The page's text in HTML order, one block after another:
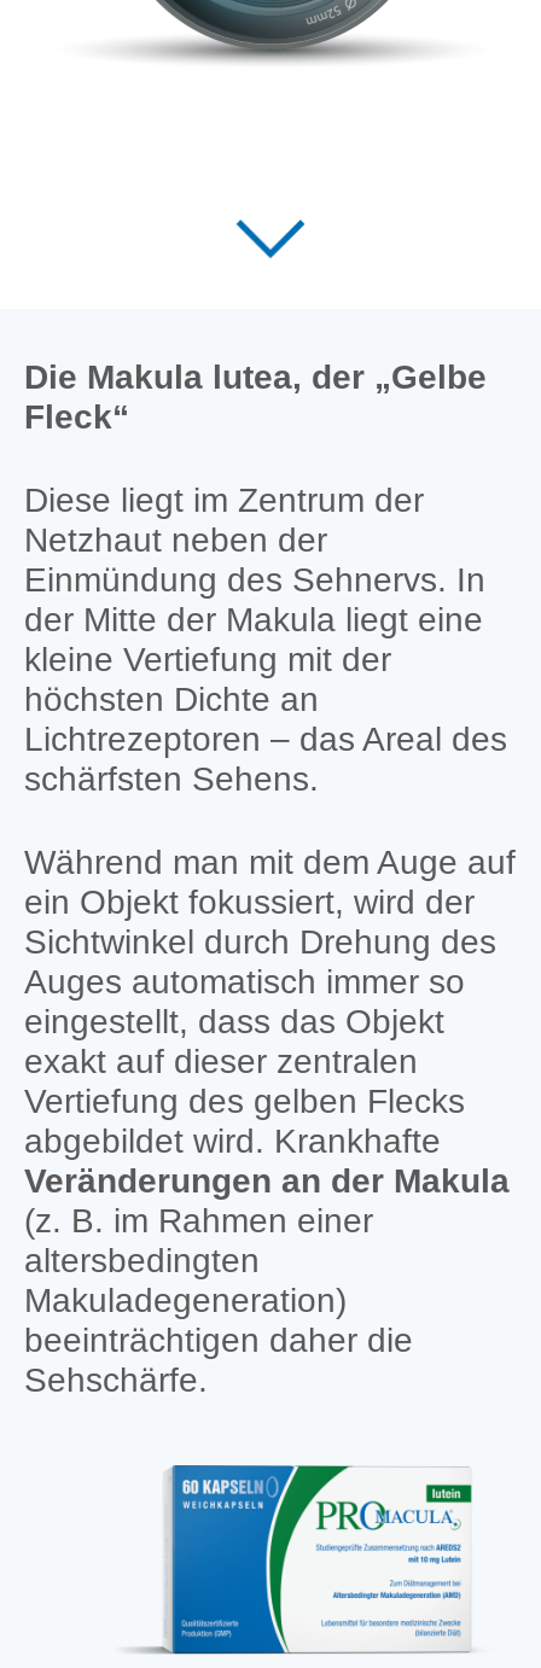
Die Makula lutea, der „Gelbe
Fleck“
Diese liegt im Zentrum der
Netzhaut neben der
Einmündung des Sehnervs. In
der Mitte der Makula liegt eine
kleine Vertiefung mit der
höchsten Dichte an
Lichtrezeptoren – das Areal des
schärfsten Sehens.
Während man mit dem Auge auf
ein Objekt fokussiert, wird der
Sichtwinkel durch Drehung des
Auges automatisch immer so
eingestellt, dass das Objekt
exakt auf dieser zentralen
Vertiefung des gelben Flecks
abgebildet wird. Krankhafte
Veränderungen an der Makula
(z. B. im Rahmen einer
altersbedingten
Makuladegeneration)
beeinträchtigen daher die
Sehschärfe.